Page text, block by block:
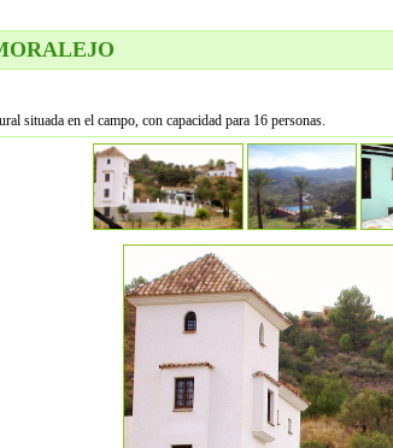
situada en el campo, con capacidad para 16 personas.